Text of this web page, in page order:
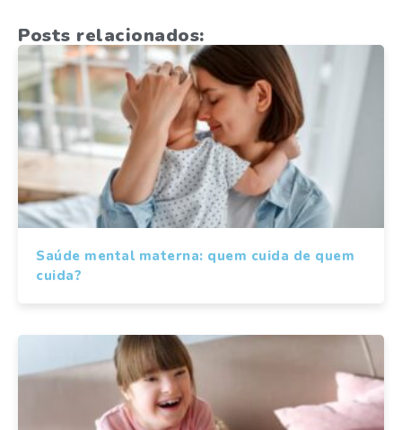
Posts relacionados:
Saúde mental materna: quem cuida de quem
cuida?